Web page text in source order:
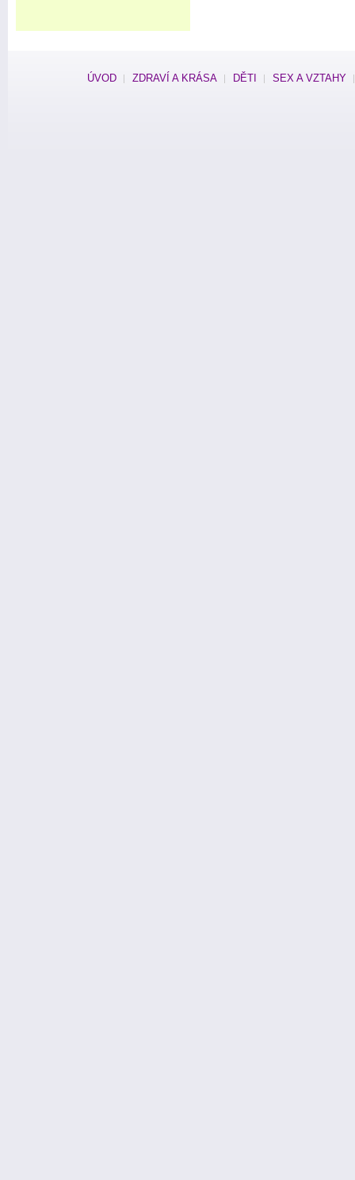
ÚVOD ZDRAVÍ A KRÁSA DĚTI SEX A VZTAHY